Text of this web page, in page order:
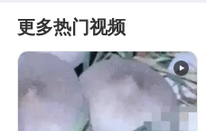
更多热门视频